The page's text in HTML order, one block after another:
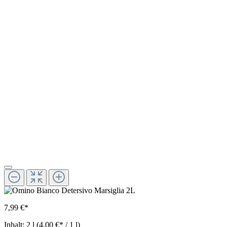
7,99 €*
Inhalt: 2 l (4,00 €* / 1 l)